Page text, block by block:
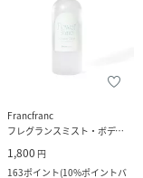
Francfranc
フレグランスミスト・ボディミスト
1,800 円
163ポイント(10%ポイントバ